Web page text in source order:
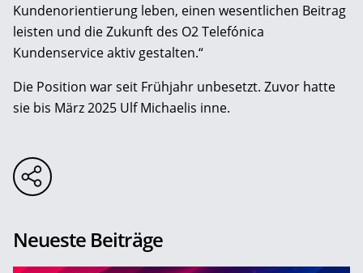
Kundenorientierung leben, einen wesentlichen Beitrag
leisten und die Zukunft des O2 Telefónica
Kundenservice aktiv gestalten.“
Die Position war seit Frühjahr unbesetzt. Zuvor hatte
sie bis März 2025 Ulf Michaelis inne.
Neueste Beiträge